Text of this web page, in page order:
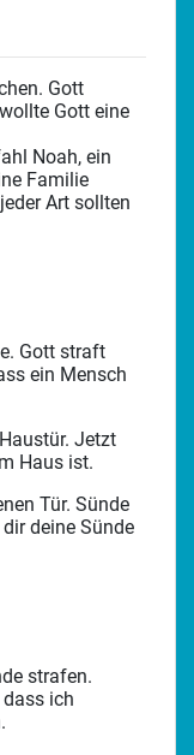
Gott
Gott eine
Noah, ein
Familie
Art sollten
Gott straft
ein Mensch
Jetzt
Haus ist.
Tür. Sünde
deine Sünde
strafen.
ich